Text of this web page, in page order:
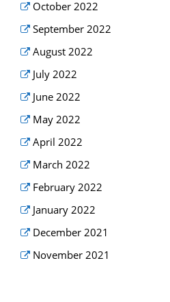
October 2022
September 2022
August 2022
July 2022
June 2022
May 2022
April 2022
March 2022
February 2022
January 2022
December 2021
November 2021